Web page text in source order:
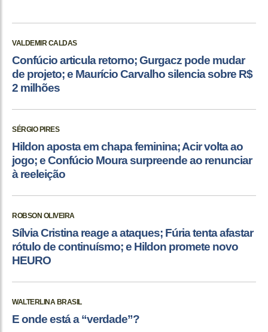
VALDEMIR CALDAS
Confúcio articula retorno; Gurgacz pode mudar
de projeto; e Maurício Carvalho silencia sobre R$
2 milhões
SÉRGIO PIRES
Hildon aposta em chapa feminina; Acir volta ao
jogo; e Confúcio Moura surpreende ao renunciar
à reeleição
ROBSON OLIVEIRA
Sílvia Cristina reage a ataques; Fúria tenta afastar
rótulo de continuísmo; e Hildon promete novo
HEURO
WALTERLINA BRASIL
E onde está a “verdade”?